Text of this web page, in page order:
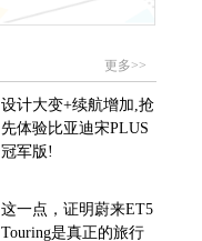
更多>>
设计大变+续航增加,抢
先体验比亚迪宋PLUS
冠军版!
这一点，证明蔚来ET5
Touring是真正的旅行